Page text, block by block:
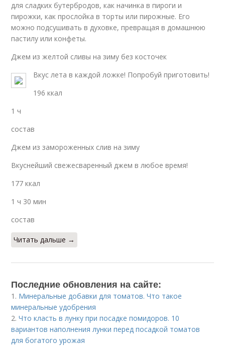
для сладких бутербродов, как начинка в пироги и
пирожки, как прослойка в торты или пирожные. Его
можно подсушивать в духовке, превращая в домашнюю
пастилу или конфеты.
Джем из желтой сливы на зиму без косточек
Вкус лета в каждой ложке! Попробуй приготовить!
196 ккал
1 ч
состав
Джем из замороженных слив на зиму
Вкуснейший свежесваренный джем в любое время!
177 ккал
1 ч 30 мин
состав
Читать дальше →
Последние обновления на сайте:
1. Минеральные добавки для томатов. Что такое
минеральные удобрения
2.Что класть в лунку при посадке помидоров. 10
вариантов наполнения лунки перед посадкой томатов
для богатого урожая